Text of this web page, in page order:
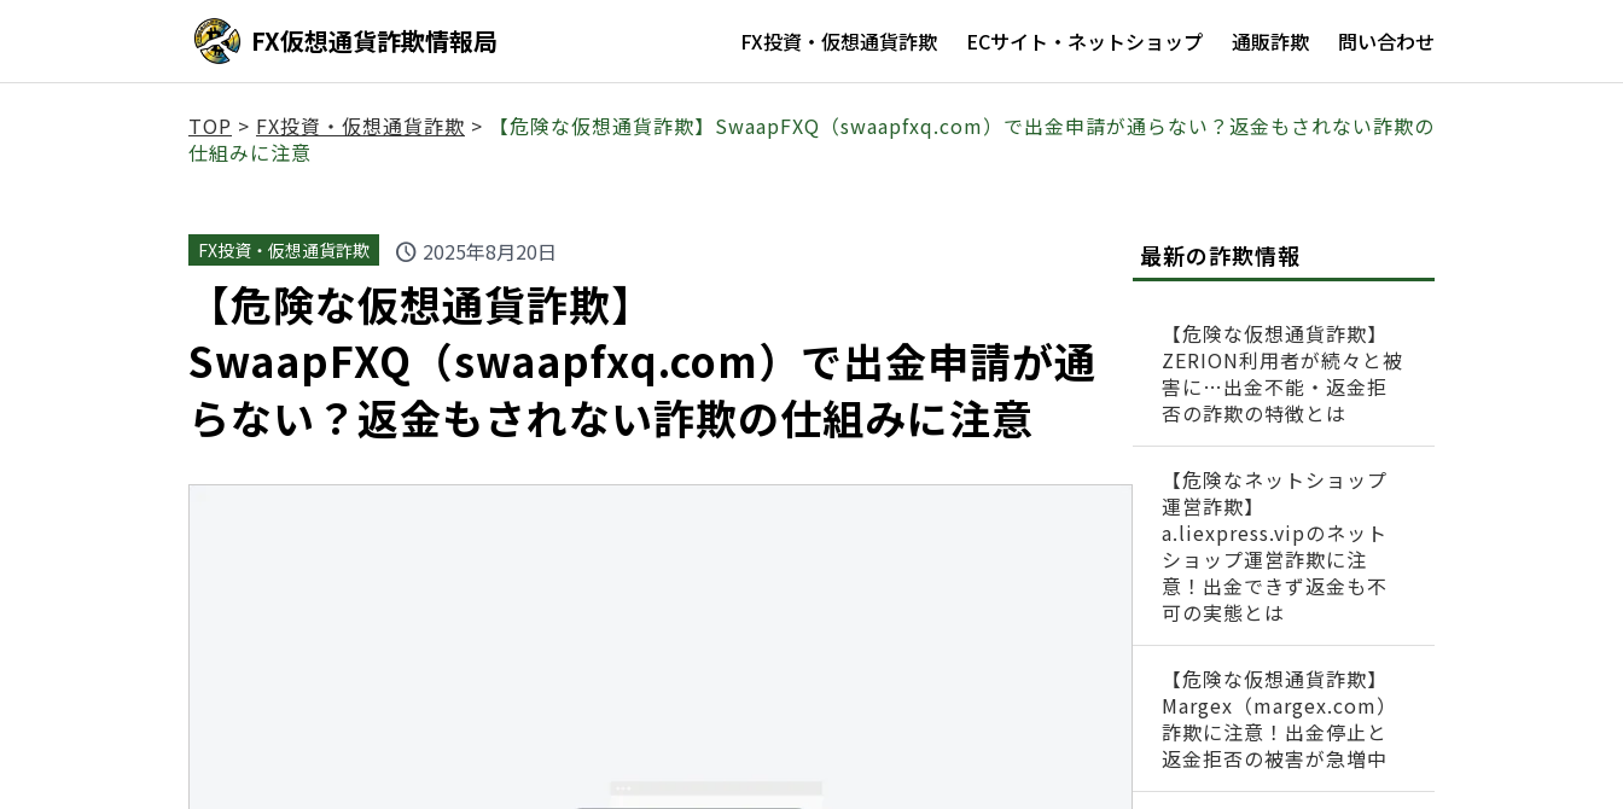
FX仮想通貨詐欺情報局 FX投資・仮想通貨詐欺 ECサイト・ネットショップ 通販詐欺 問い合わせ
TOP > FX投資・仮想通貨詐欺 >
【危険な仮想通貨詐欺】SwaapFXQ（swaapfxq.com）で出金申請が通らない？返金もされない詐欺の
仕組みに注意
FX投資・仮想通貨詐欺 schedule 2025年8月20日
【危険な仮想通貨詐欺】
SwaapFXQ（swaapfxq.com）で出金申請が通
らない？返金もされない詐欺の仕組みに注意
最新の詐欺情報
【危険な仮想通貨詐欺】
ZERION利用者が続々と被
害に…出金不能・返金拒
否の詐欺の特徴とは
【危険なネットショップ
運営詐欺】
a.liexpress.vipのネット
ショップ運営詐欺に注
意！出金できず返金も不
可の実態とは
【危険な仮想通貨詐欺】
Margex（margex.com）
詐欺に注意！出金停止と
返金拒否の被害が急増中